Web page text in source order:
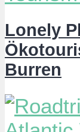
Lonely
Burren